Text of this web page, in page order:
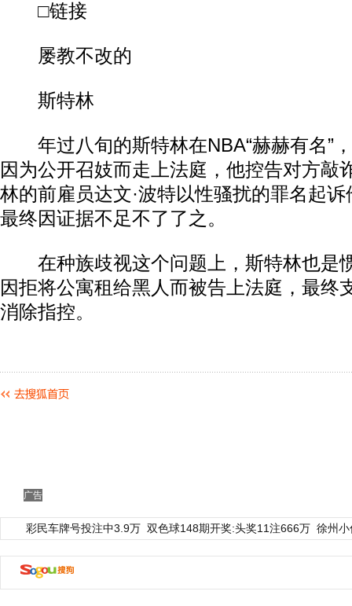
□链接
屡教不改的
斯特林
年过八旬的斯特林在NBA“赫赫有名”
因为公开召妓而走上法庭，他控告对方敲
林的前雇员达文·波特以性骚扰的罪名起
最终因证据不足不了了之。
在种族歧视这个问题上，斯特林也是
因拒将公寓租给黑人而被告上法庭，最终
消除指控。
广告
彩民车牌号投注中3.9万 双色球148期开奖:头奖11注666万 徐州